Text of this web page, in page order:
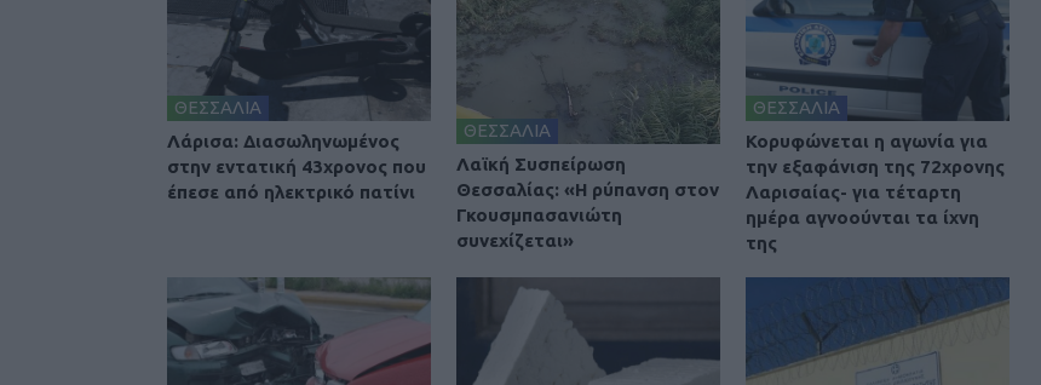
ΘΕΣΣΑΛΙΑ
Λάρισα: Διασωληνωμένος
στην εντατική 43χρονος που
έπεσε από ηλεκτρικό πατίνι
ΘΕΣΣΑΛΙΑ
Λαϊκή Συσπείρωση
Θεσσαλίας: «Η ρύπανση στον
Γκουσμπασανιώτη
συνεχίζεται»
ΘΕΣΣΑΛΙΑ
Κορυφώνεται η αγωνία για
την εξαφάνιση της 72χρονης
Λαρισαίας- για τέταρτη
ημέρα αγνοούνται τα ίχνη
της